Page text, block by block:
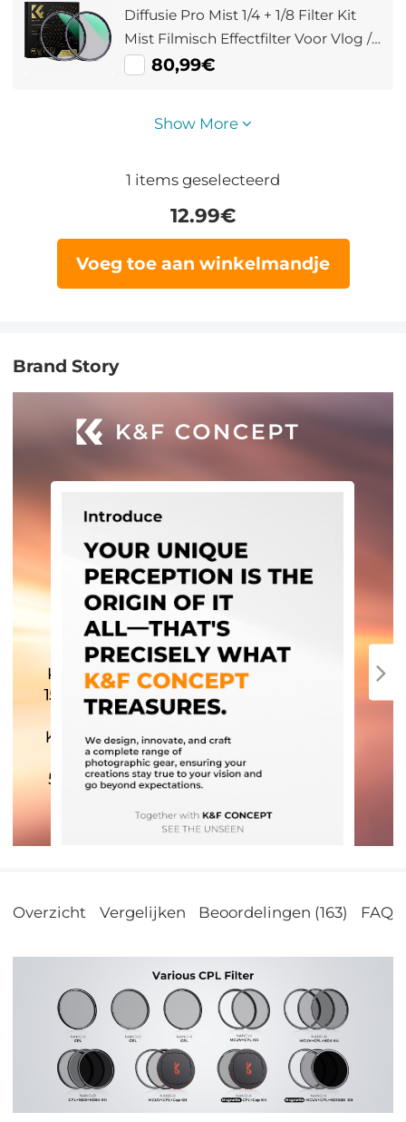
Diffusie Pro Mist 1/4 + 1/8 Filter Kit
Mist Filmisch Effectfilter Voor Vlog /
Video / Portretbeeld Met 28
80,99€
Show More
1 items geselecteerd
12.99€
Voeg toe aan winkelmandje
Brand Story
Overzicht Vergelijken Beoordelingen (163) FAQs